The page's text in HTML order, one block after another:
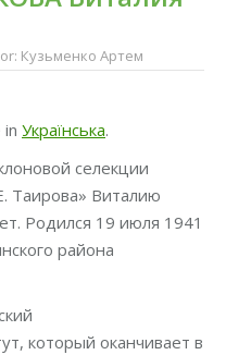
Кузьменко Артем
Українська.
селекции
Таирова» Виталию
Родился 19 июля 1941
района
который оканчивает в